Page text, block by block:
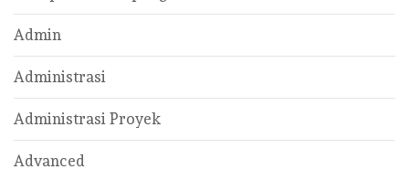
Admin
Administrasi
Administrasi Proyek
Advanced